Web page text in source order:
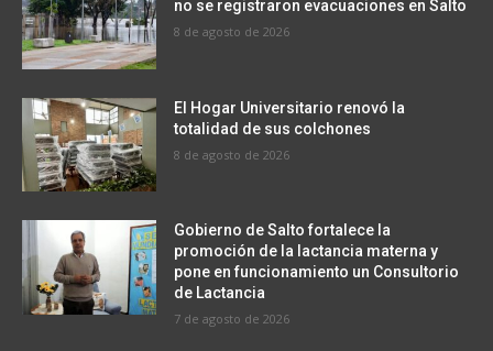
no se registraron evacuaciones en Salto
8 de agosto de 2026
El Hogar Universitario renovó la
totalidad de sus colchones
8 de agosto de 2026
Gobierno de Salto fortalece la
promoción de la lactancia materna y
pone en funcionamiento un Consultorio
de Lactancia
7 de agosto de 2026